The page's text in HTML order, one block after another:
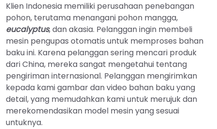
Klien Indonesia memiliki perusahaan penebangan
pohon, terutama menangani pohon mangga,
eucalyptus, dan akasia. Pelanggan ingin membeli
mesin pengupas otomatis untuk memproses bahan
baku ini. Karena pelanggan sering mencari produk
dari China, mereka sangat mengetahui tentang
pengiriman internasional. Pelanggan mengirimkan
kepada kami gambar dan video bahan baku yang
detail, yang memudahkan kami untuk merujuk dan
merekomendasikan model mesin yang sesuai
untuknya.